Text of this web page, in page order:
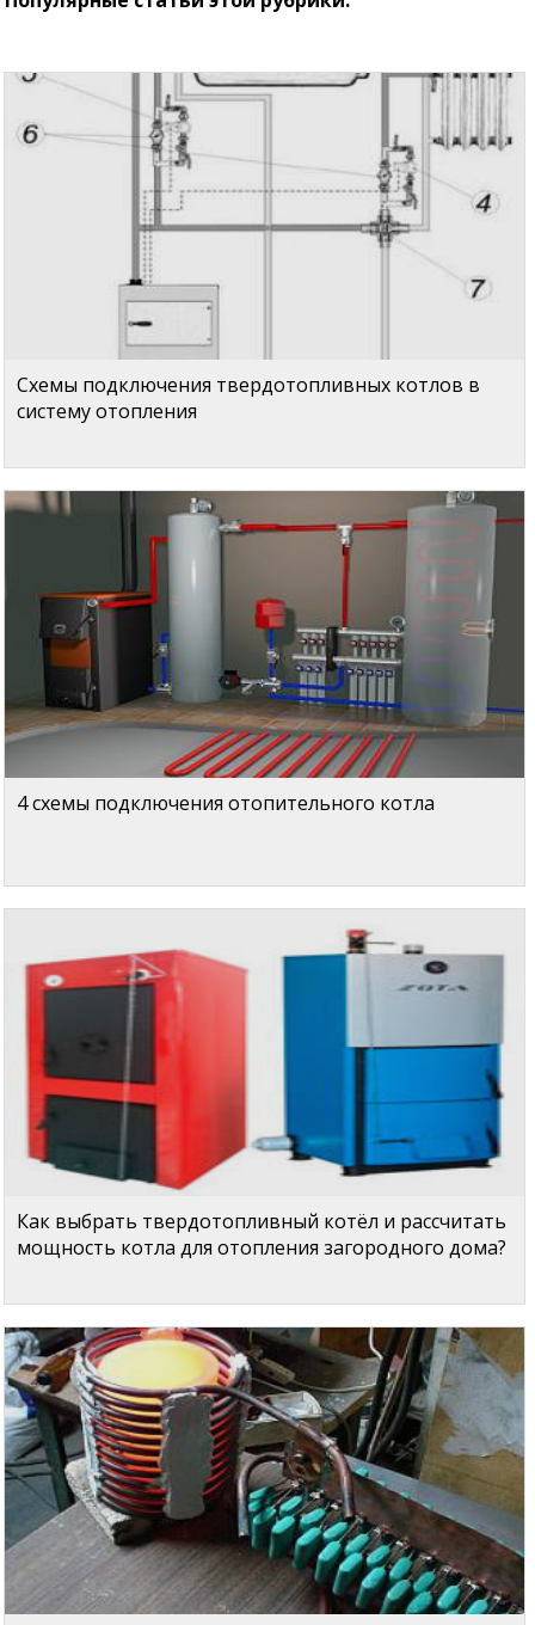
Схемы подключения твердотопливных котлов в
систему отопления
4 схемы подключения отопительного котла
Как выбрать твердотопливный котёл и рассчитать
мощность котла для отопления загородного дома?